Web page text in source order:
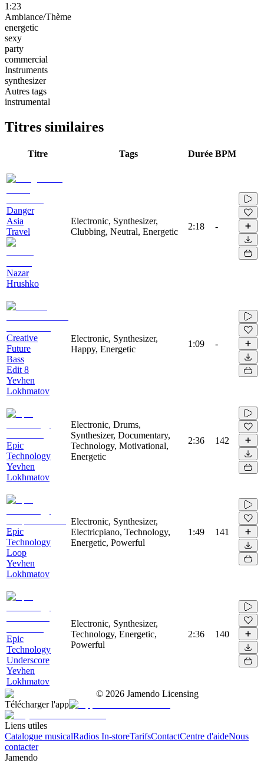
1:23
Ambiance/Thème
energetic
sexy
party
commercial
Instruments
synthesizer
Autres tags
instrumental
Titres similaires
Titre Tags Durée BPM
Danger
Asia
Travel
Nazar
Hrushko
Electronic, Synthesizer,
Clubbing, Neutral, Energetic
2:18 -
Creative
Future
Bass
Edit 8
Yevhen
Lokhmatov
Electronic, Synthesizer,
Happy, Energetic
1:09 -
Epic
Technology
Yevhen
Lokhmatov
Electronic, Drums,
Synthesizer, Documentary,
Technology, Motivational,
Energetic
2:36 142
Epic
Technology
Loop
Yevhen
Lokhmatov
Electronic, Synthesizer,
Electricpiano, Technology,
Energetic, Powerful
1:49 141
Epic
Technology
Underscore
Yevhen
Lokhmatov
Electronic, Synthesizer,
Technology, Energetic,
Powerful
2:36 140
© 2026 Jamendo Licensing
Télécharger l'app
Liens utiles
Catalogue musicalRadios In-storeTarifsContactCentre d'aideNous
contacter
Jamendo